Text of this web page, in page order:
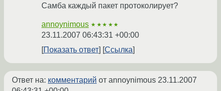
Самба каждый пакет протоколирует?
annoynimous ★★★★★
23.11.2007 06:43:31 +00:00
Показать ответ
Ссылка
Ответ на: комментарий от annoynimous 23.11.2007